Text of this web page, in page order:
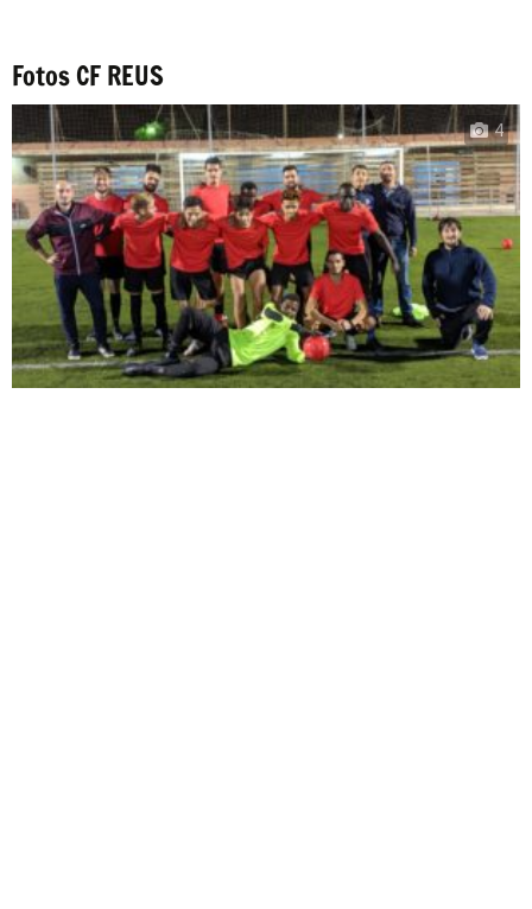
Fotos CF REUS
4